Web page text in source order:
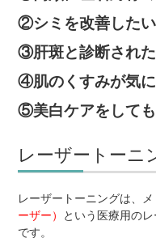
②シミを改善したい
③肝斑と診断された
④肌のくすみが気
⑤美白ケアをして
レーザートーニ
レーザートーニングは、
ーザー） という医療用の
です。